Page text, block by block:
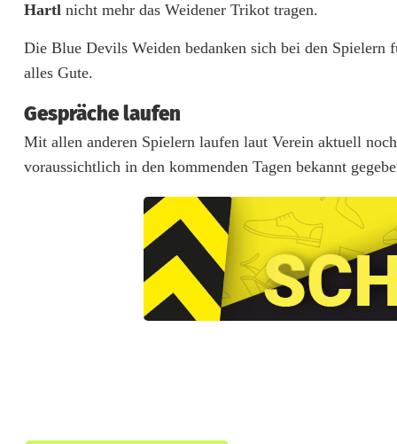
a
n
B
o
r
Hartl nicht mehr das Weidener Trikot tragen.
Die Blue Devils Weiden bedanken sich bei den
alles Gute.
Gespräche laufen
Mit allen anderen Spielern laufen laut Verein aktuell
voraussichtlich in den kommenden Tagen bekannt